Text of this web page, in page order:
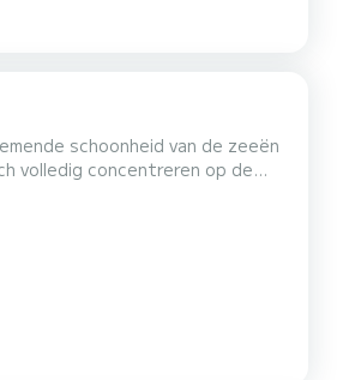
schoonheid van de zeeën
volledig concentreren op de
u en geniet van het kalme